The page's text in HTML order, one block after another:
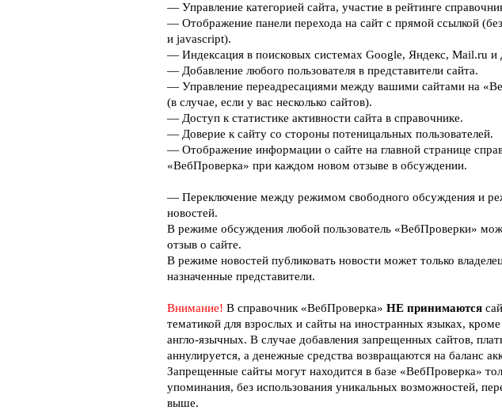
— Управление категорией сайта, участие в рейтинге
— Отображение панели перехода на сайт с прямой ссылкой
и javascript).
— Индексация в поисковых системах Google, Яндекс, Mail.ru и
— Добавление любого пользователя в представители сайта.
— Управление переадресациями между вашими сайтами на
(в случае, если у вас несколько сайтов).
— Доступ к статистике активности сайта в справочнике.
— Доверие к сайту со стороны потеницальных пользователей.
— Отображение информации о сайте на главной странице
«ВебПроверка» при каждом новом отзыве в обсуждении.
— Переключение между режимом свободного обсуждения и
новостей.
В режиме обсуждения любой пользователь «ВебПроверки»
отзыв о сайте.
В режиме новостей публиковать новости может только
назначенные представители.
Внимание! В справочник «ВебПроверка» НЕ принимаются
тематикой для взрослых и сайты на иностранных языках,
англо-язычных. В случае добавления запрещенных сайтов,
аннулируется, а денежные средства возвращаются на баланс
Запрещенные сайты могут находится в базе «ВебПроверка»
упоминания, без использования уникальных возможностей,
выше.